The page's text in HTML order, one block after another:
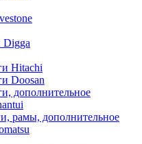
Digga
Hitachi
Doosan
дополнительное
рамы, дополнительное